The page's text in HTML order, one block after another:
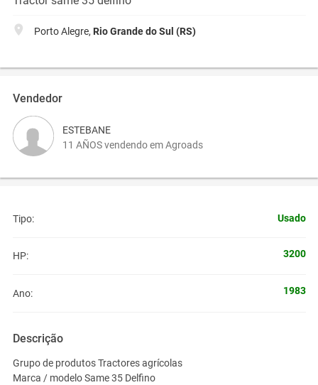
Porto Alegre, Rio Grande do Sul (RS)
Vendedor
ESTEBANE
11 AÑOS vendendo em Agroads
Tipo: Usado
HP: 3200
Ano: 1983
Descrição
Grupo de produtos Tractores agrícolas
Marca / modelo Same 35 Delfino